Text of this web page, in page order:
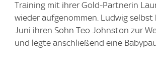
Training mit ihrer Gold-Partnerin
wieder aufgenommen. Ludwig
Juni ihren Sohn Teo Johnston zur
und legte anschließend eine